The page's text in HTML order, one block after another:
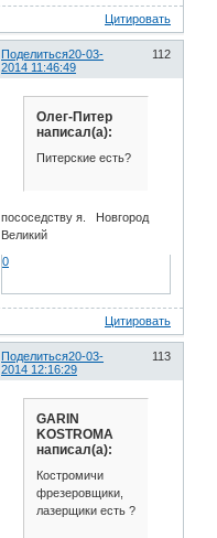
Цитировать
Поделиться 112
20-03-
2014 11:46:49
Олег-Питер
написал(а):
Питерские есть?
пососедству я. Новгород
Великий
0
Цитировать
Поделиться 113
20-03-
2014 12:16:29
GARIN
KOSTROMA
написал(а):
Костромичи
фрезеровщики,
лазерщики есть ?